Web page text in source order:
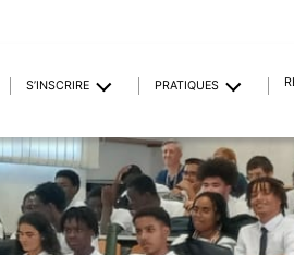
S’INSCRIRE PRATIQUES